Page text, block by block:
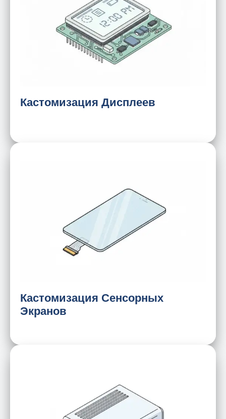
Кастомизация Дисплеев
Подсветка
Соотношение сторон
Интерфейсы дисплея
Оптимизация гибких печатных кабелей
Кастомизация Сенсорных
Экранов
Ёмкостный или резистивный
Антибликовое/олеофобное/
антибликовое покрытие (AG/AF/AR)
Подбор микросхем (IC)
Вандалозащищенное исполнение
Размер и форма
Металл и пластик